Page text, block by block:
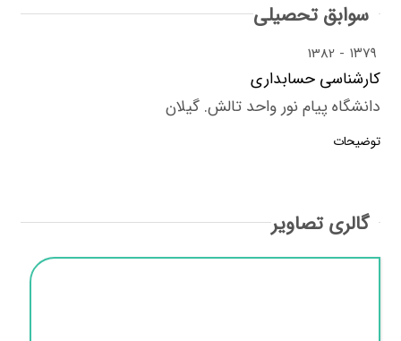
سوابق تحصیلی
۱۳۷۹ 1382
کارشناسی حسابداری
دانشگاه پیام نور واحد تالش. گیلان
توضیحات
گالری تصاویر